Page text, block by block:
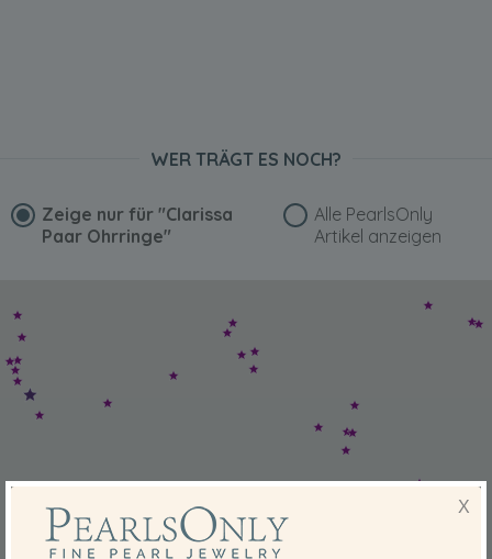
WER TRÄGT ES NOCH?
Zeige nur für "Clarissa
Paar Ohrringe"
Alle PearlsOnly
Artikel anzeigen
X